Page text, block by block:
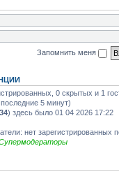
Запомнить меня
0 скрытых и 1
5 минут)
) здесь было 01 04 2026 17:22
нет зарегистрированных